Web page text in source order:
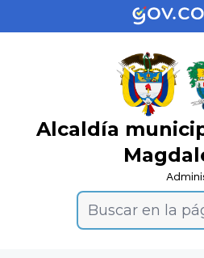
Alcaldía
Buscar en la